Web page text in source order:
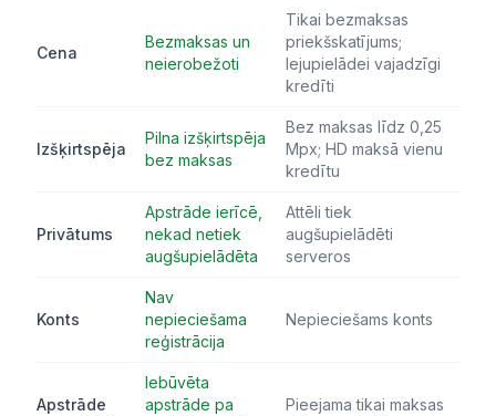
Cena
Bezmaksas un
neierobežoti
Tikai bezmaksas
priekšskatījums;
lejupielādei vajadzīgi
kredīti
Izšķirtspēja
Pilna izšķirtspēja
bez maksas
Bez maksas līdz 0,25
Mpx; HD maksā vienu
kredītu
Privātums
Apstrāde ierīcē,
nekad netiek
augšupielādēta
Attēli tiek
augšupielādēti
serveros
Konts
Nav
nepieciešama
reģistrācija
Nepieciešams konts
Apstrāde
Iebūvēta
apstrāde pa
Pieejama tikai maksas